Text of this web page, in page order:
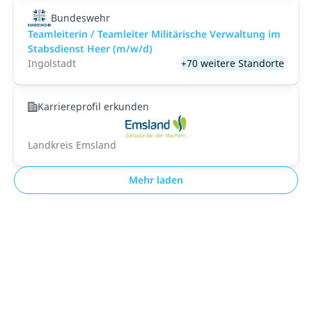
Bundeswehr
Teamleiterin / Teamleiter Militärische Verwaltung im
Stabsdienst Heer (m/w/d)
Ingolstadt
+70 weitere Standorte
Karriereprofil erkunden
Landkreis Emsland
Mehr laden